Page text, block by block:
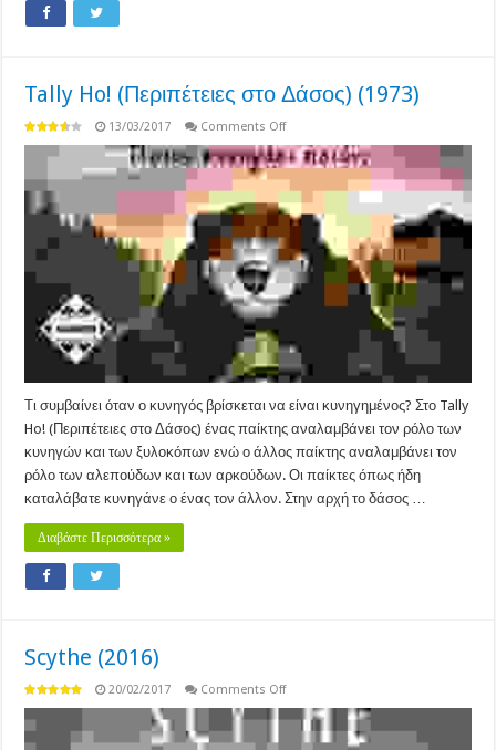
Tally Ho! (Περιπέτειες στο Δάσος) (1973)
13/03/2017 Comments Offon
Ho!
(Περιπέτειες
στο
(1973)
Τι συμβαίνει όταν ο κυνηγός βρίσκεται να είναι κυνηγημένος? Στο Tally
Ho! (Περιπέτειες στο Δάσος) ένας παίκτης αναλαμβάνει τον ρόλο των
κυνηγών και των ξυλοκόπων ενώ ο άλλος παίκτης αναλαμβάνει τον
ρόλο των αλεπούδων και των αρκούδων. Οι παίκτες όπως ήδη
καταλάβατε κυνηγάνε ο ένας τον άλλον. Στην αρχή το δάσος …
Διαβάστε Περισσότερα »
Scythe (2016)
20/02/2017 Comments Offon
(2016)